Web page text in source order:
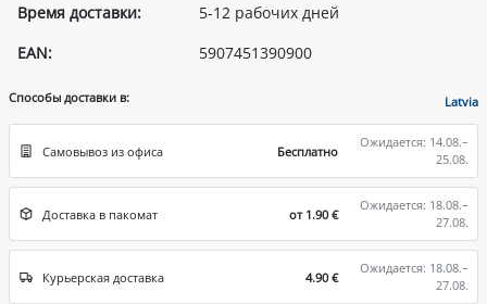
Время доставки:
5-12 рабочих дней
EAN:
5907451390900
Способы доставки в: Latvia
Самовывоз из офиса Бесплатно
Ожидается: 14.08.–
25.08.
Доставка в пакомат от 1.90 €
Ожидается: 18.08.–
27.08.
Курьерская доставка 4.90 €
Ожидается: 18.08.–
27.08.